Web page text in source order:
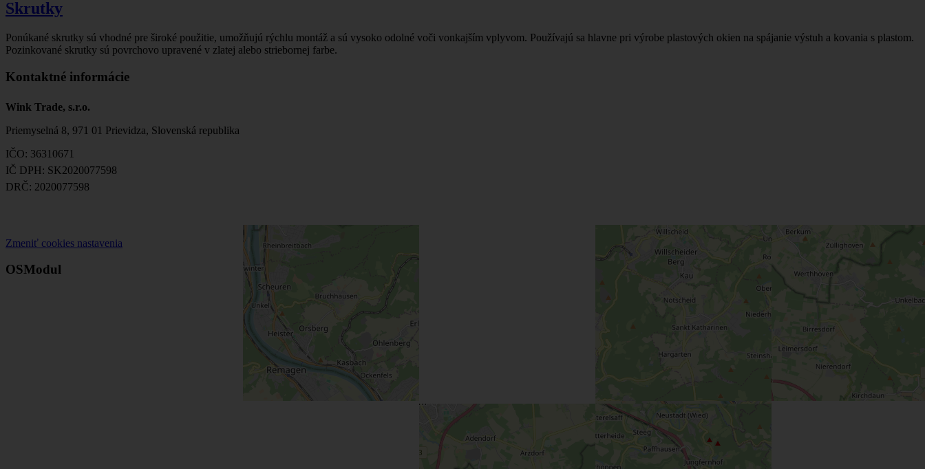
Skrutky
Ponúkané skrutky sú vhodné pre široké použitie, umožňujú rýchlu montáž a sú vysoko odolné voči vonkajším vplyvom. Používajú sa hlavne pri výrobe plastových okien na spájanie výstuh a kovania s plastom.
Pozinkované skrutky sú povrchovo upravené v zlatej alebo striebornej farbe.
Kontaktné informácie
Wink Trade, s.r.o.
Priemyselná 8, 971 01 Prievidza, Slovenská republika
IČO: 36310671
IČ DPH: SK2020077598
DRČ: 2020077598
Zmeniť cookies nastavenia
OSModul